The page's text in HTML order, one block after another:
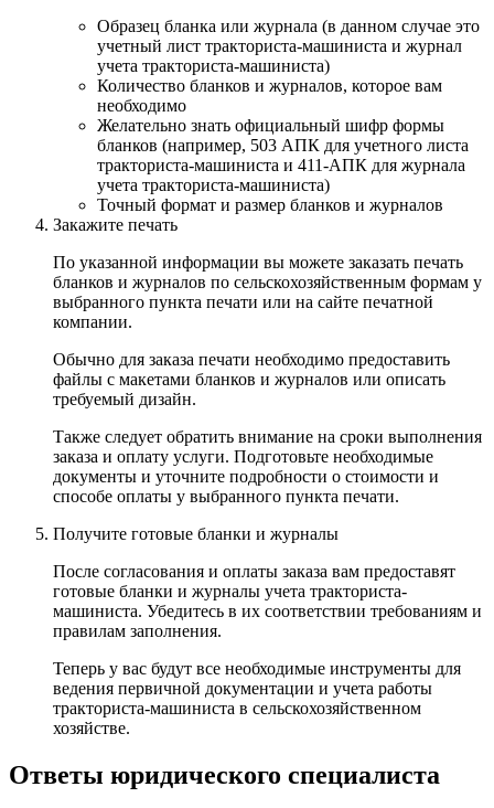
Образец бланка или журнала (в данном случае это
учетный лист тракториста-машиниста и журнал
учета тракториста-машиниста)
Количество бланков и журналов, которое вам
необходимо
Желательно знать официальный шифр формы
бланков (например, 503 АПК для учетного листа
тракториста-машиниста и 411-АПК для журнала
учета тракториста-машиниста)
Точный формат и размер бланков и журналов
Закажите печать
По указанной информации вы можете заказать печать
бланков и журналов по сельскохозяйственным формам у
выбранного пункта печати или на сайте печатной
компании.
Обычно для заказа печати необходимо предоставить
файлы с макетами бланков и журналов или описать
требуемый дизайн.
Также следует обратить внимание на сроки выполнения
заказа и оплату услуги. Подготовьте необходимые
документы и уточните подробности о стоимости и
способе оплаты у выбранного пункта печати.
Получите готовые бланки и журналы
После согласования и оплаты заказа вам предоставят
готовые бланки и журналы учета тракториста-
машиниста. Убедитесь в их соответствии требованиям и
правилам заполнения.
Теперь у вас будут все необходимые инструменты для
ведения первичной документации и учета работы
тракториста-машиниста в сельскохозяйственном
хозяйстве.
Ответы юридического специалиста